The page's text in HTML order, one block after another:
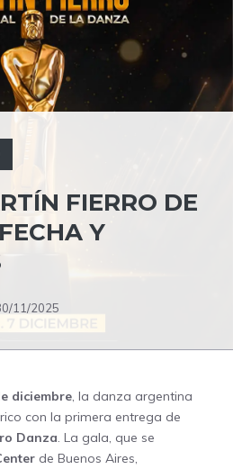
FIERRO DE
Y
11/2025
diciembre, la danza argentina
con la primera entrega de
Danza. La gala, que se
de Buenos Aires,